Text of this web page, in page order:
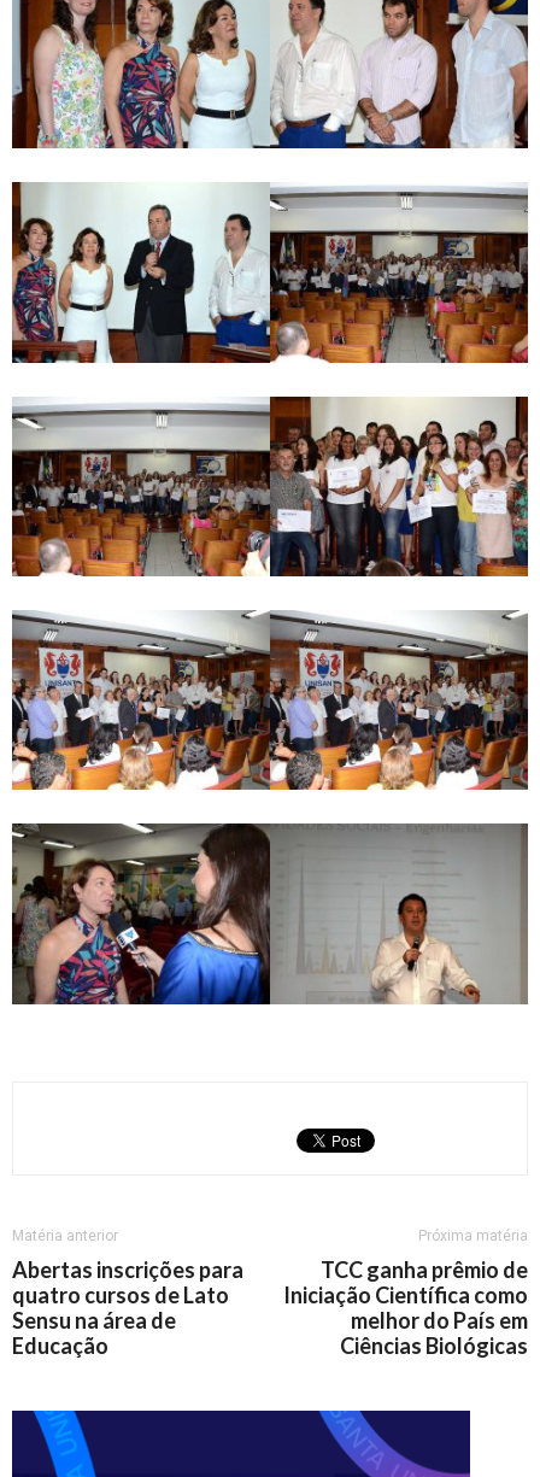
Matéria anterior
Abertas inscrições para
quatro cursos de Lato
Sensu na área de
Educação
Próxima matéria
TCC ganha prêmio de
Iniciação Científica como
melhor do País em
Ciências Biológicas